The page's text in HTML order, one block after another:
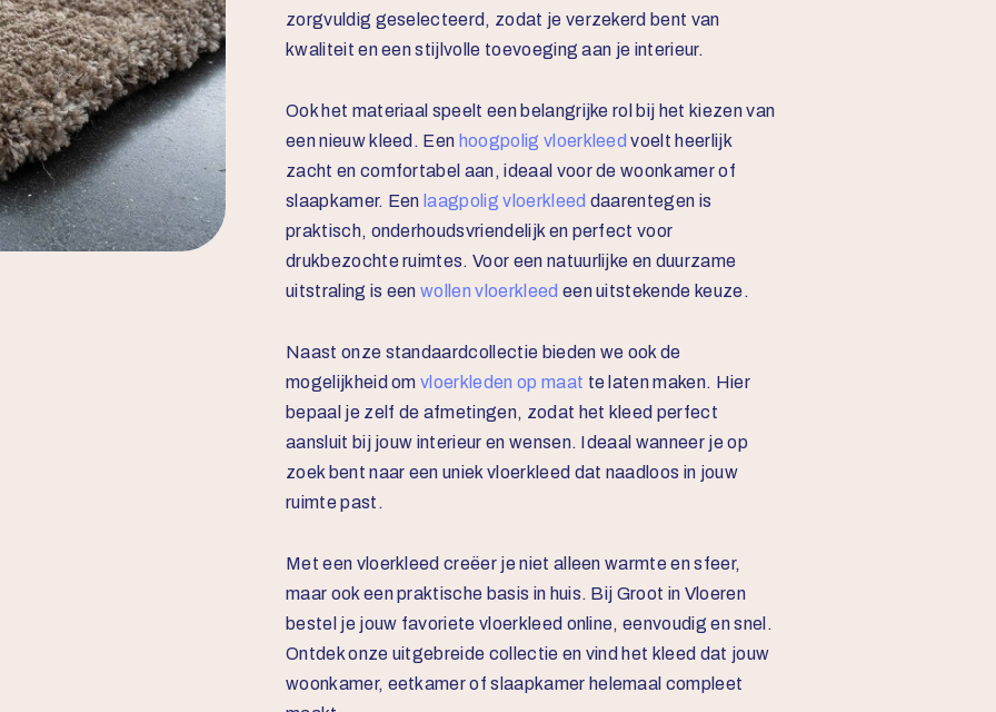
zorgvuldig geselecteerd, zodat je verzekerd bent van
kwaliteit en een stijlvolle toevoeging aan je interieur.
Ook het materiaal speelt een belangrijke rol bij het kiezen van
een nieuw kleed. Een hoogpolig vloerkleed voelt heerlijk
zacht en comfortabel aan, ideaal voor de woonkamer of
slaapkamer. Een laagpolig vloerkleed daarentegen is
praktisch, onderhoudsvriendelijk en perfect voor
drukbezochte ruimtes. Voor een natuurlijke en duurzame
uitstraling is eenwollen vloerkleed een uitstekende keuze.
Naast onze standaardcollectie bieden we ook de
mogelijkheid omvloerkleden op maat te laten maken. Hier
bepaal je zelf de afmetingen, zodat het kleed perfect
aansluit bij jouw interieur en wensen. Ideaal wanneer je op
zoek bent naar een uniek vloerkleed dat naadloos in jouw
ruimte past.
Met een vloerkleed creëer je niet alleen warmte en sfeer,
maar ook een praktische basis in huis. Bij Groot in Vloeren
bestel je jouw favoriete vloerkleed online, eenvoudig en snel.
Ontdek onze uitgebreide collectie en vind het kleed dat jouw
woonkamer, eetkamer of slaapkamer helemaal compleet